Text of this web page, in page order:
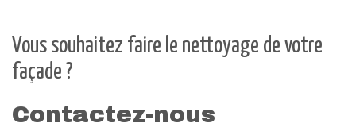
Vous souhaitez faire le nettoyage de votre
façade ?
Contactez-nous